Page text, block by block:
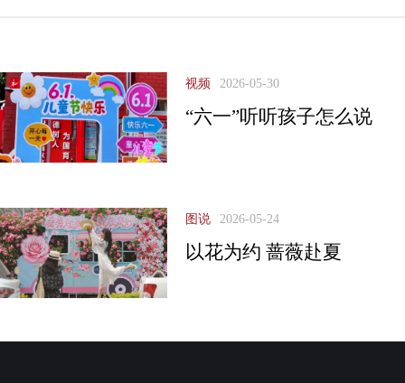
视频 2026-05-30
“六一”听听孩子怎么说
图说 2026-05-24
以花为约 蔷薇赴夏